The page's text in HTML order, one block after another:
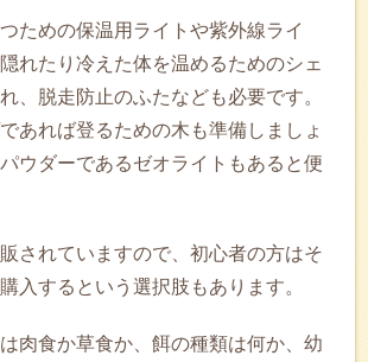
ための保温用ライトや紫外線ライ
れたり冷えた体を温めるためのシェ
、脱走防止のふたなども必要です。
あれば登るための木も準備しましょ
ウダーであるゼオライトもあると便
されていますので、初心者の方はそ
入するという選択肢もあります。
肉食か草食か、餌の種類は何か、幼